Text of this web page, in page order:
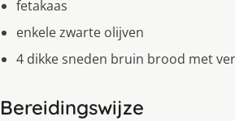
fetakaas
enkele zwarte olijven
4 dikke sneden bruin brood met
Bereidingswijze